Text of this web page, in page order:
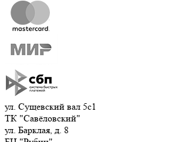
ул. Сущевский вал 5с1
ТК "Савёловский"
ул. Барклая, д. 8